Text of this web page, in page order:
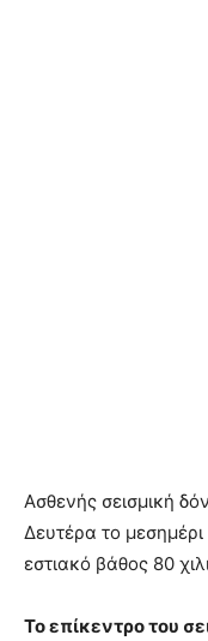
Ασθενής σεισμική
Δευτέρα το
εστιακό βάθος 80
Το επίκεντρο του